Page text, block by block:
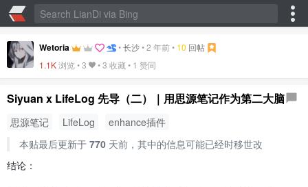
Wetoria •长沙•2 年前• 10 回帖
1.1K浏览 •3 •3 收藏 • 1 赞同
Siyuan x LifeLog 先导（二）｜用思源笔记作为第二大脑
思源笔记 LifeLog
enhance插件
本贴最后更新于 770天前，其中的信息可能已经时移世改
结论：